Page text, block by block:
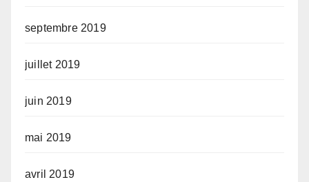
septembre 2019
juillet 2019
juin 2019
mai 2019
avril 2019